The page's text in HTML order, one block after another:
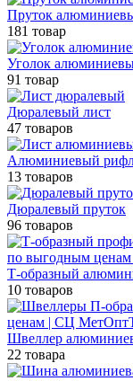
Пруток
181 товар
Уголок
91 товар
Дюралевый лист
47 товаров
Алюминиевый
13 товаров
Дюралевый пруток
96 товаров
Т-образный
10 товаров
Швеллер
22 товара